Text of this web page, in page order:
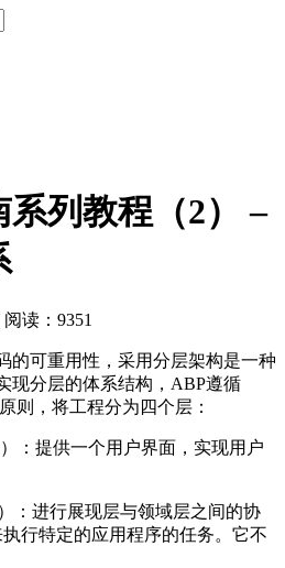
列教程（2） –
阅读：9351
的可重用性，采用分层架构是一种
现分层的体系结构，ABP遵循
则，将工程分为四个层：
）：提供一个用户界面，实现用户
：进行展现层与领域层之间的协
行特定的应用程序的任务。它不